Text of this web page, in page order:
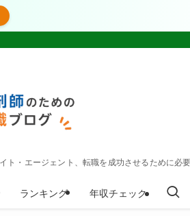
・エージェント、転職を成功させるために必要
ランキング 年収チェック